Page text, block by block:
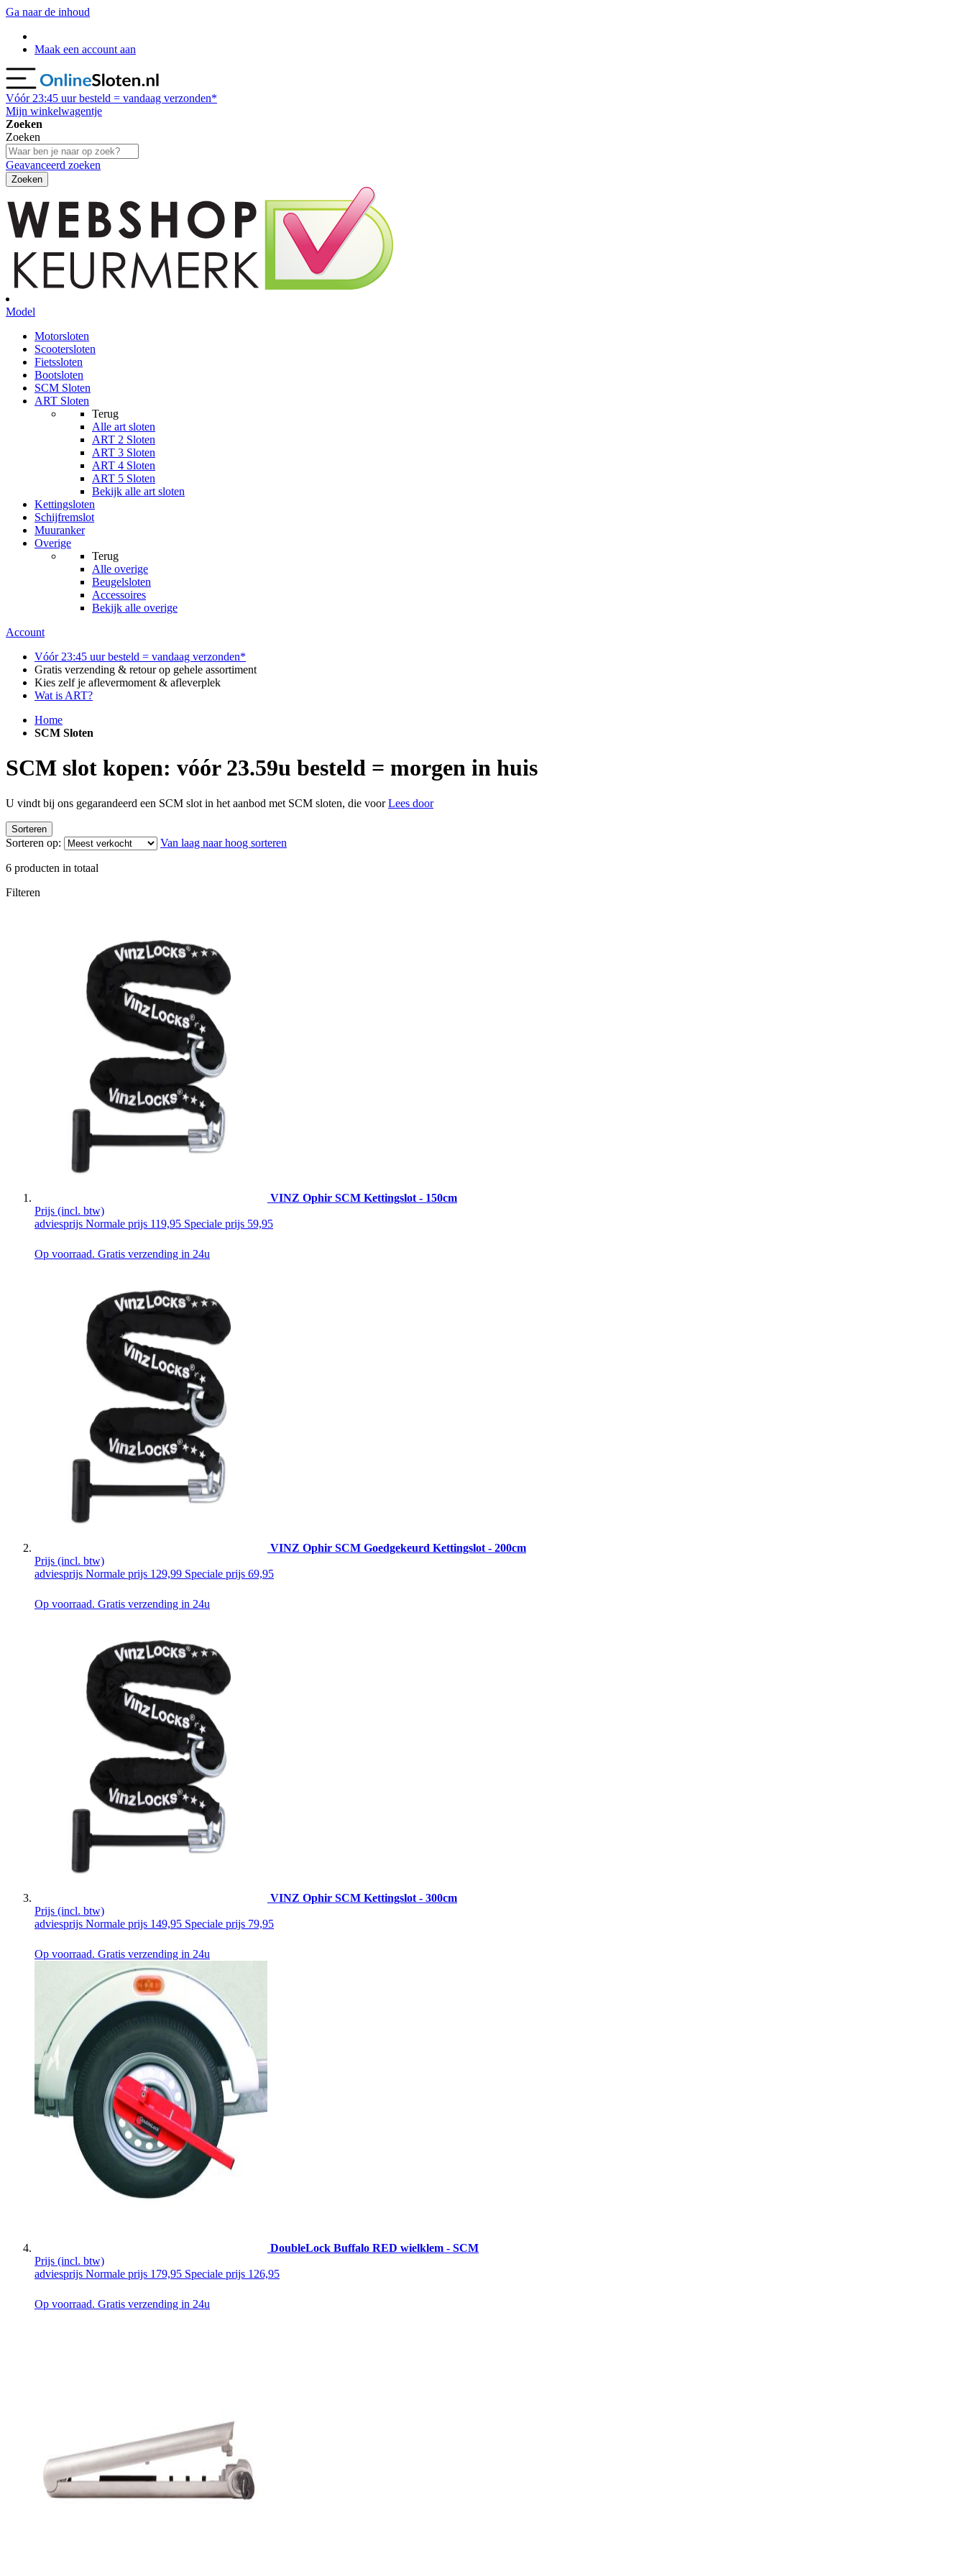
Ga naar de inhoud
Maak een account aan
Vóór 23:45 uur besteld = vandaag verzonden*
Mijn winkelwagentje
Zoeken
Zoeken
Geavanceerd zoeken
Zoeken
Model
Motorsloten
Scootersloten
Fietssloten
Bootsloten
SCM Sloten
ART Sloten
Terug
Alle art sloten
ART 2 Sloten
ART 3 Sloten
ART 4 Sloten
ART 5 Sloten
Bekijk alle art sloten
Kettingsloten
Schijfremslot
Muuranker
Overige
Terug
Alle overige
Beugelsloten
Accessoires
Bekijk alle overige
Account
Vóór 23:45 uur besteld = vandaag verzonden*
Gratis verzending & retour op gehele assortiment
Kies zelf je aflevermoment & afleverplek
Wat is ART?
Home
SCM Sloten
SCM slot kopen: vóór 23.59u besteld = morgen in huis
U vindt bij ons gegarandeerd een SCM slot in het aanbod met SCM sloten, die voorLees door
Sorteren
Sorteren op: Van laag naar hoog sorteren
6 producten in totaal
Filteren
VINZ Ophir SCM Kettingslot - 150cm
Prijs (incl. btw)
adviesprijs Normale prijs 119,95 Speciale prijs 59,95
Op voorraad. Gratis verzending in 24u
VINZ Ophir SCM Goedgekeurd Kettingslot - 200cm
Prijs (incl. btw)
adviesprijs Normale prijs 129,99 Speciale prijs 69,95
Op voorraad. Gratis verzending in 24u
VINZ Ophir SCM Kettingslot - 300cm
Prijs (incl. btw)
adviesprijs Normale prijs 149,95 Speciale prijs 79,95
Op voorraad. Gratis verzending in 24u
DoubleLock Buffalo RED wielklem - SCM
Prijs (incl. btw)
adviesprijs Normale prijs 179,95 Speciale prijs 126,95
Op voorraad. Gratis verzending in 24u